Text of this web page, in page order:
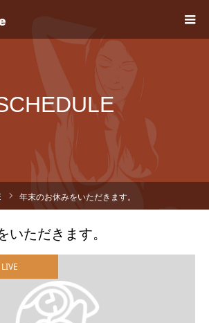
年末のお休みをいただきます。
いただきます。
LIVE